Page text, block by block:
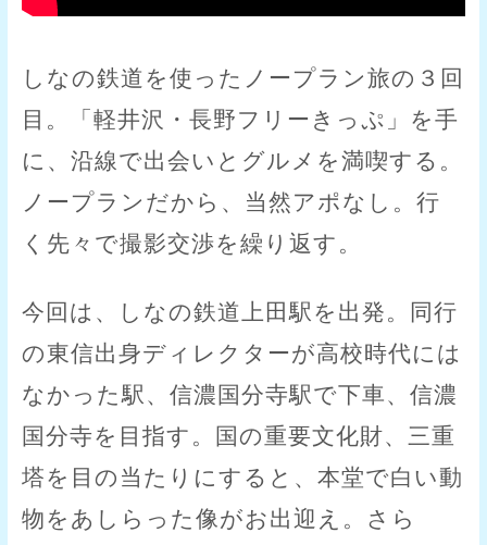
しなの鉄道を使ったノープラン旅の３回
目。「軽井沢・長野フリーきっぷ」を手
に、沿線で出会いとグルメを満喫する。
ノープランだから、当然アポなし。行
く先々で撮影交渉を繰り返す。
今回は、しなの鉄道上田駅を出発。同行
の東信出身ディレクターが高校時代には
なかった駅、信濃国分寺駅で下車、信濃
国分寺を目指す。国の重要文化財、三重
塔を目の当たりにすると、本堂で白い動
物をあしらった像がお出迎え。さら